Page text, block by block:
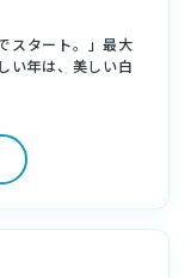
スタート。」最大
い年は、美しい白